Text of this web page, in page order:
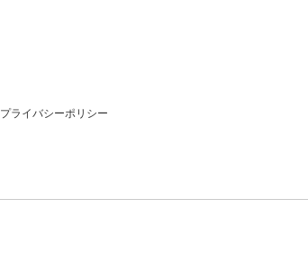
プライバシーポリシー